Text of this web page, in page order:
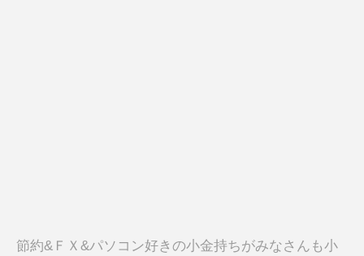
節約&ＦＸ&パソコン好きの小金持ちがみなさんも小